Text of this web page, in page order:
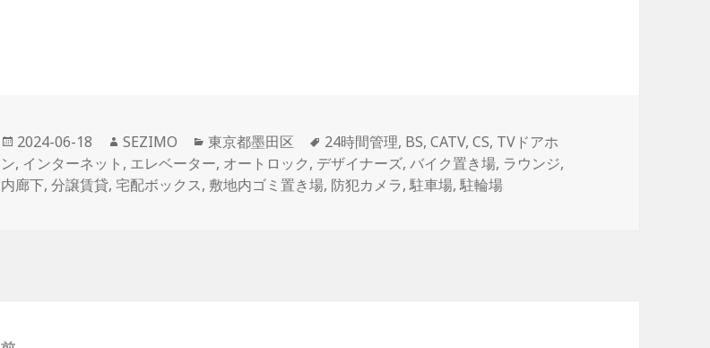
投
稿
日:
2024-06-18
作
成
者
SEZIMO
カ
テ
ゴ
東京都墨田区
タ
グ
24時間管理, BS,CATV,CS, TVドアホ
ン, インターネット , エレベーター, オートロック, デザイナーズ,バイク置き場, ラウンジ,
内廊下,分譲賃貸,宅配ボックス, 敷地内ゴミ置き場, 防犯カメラ,駐車場,駐輪場